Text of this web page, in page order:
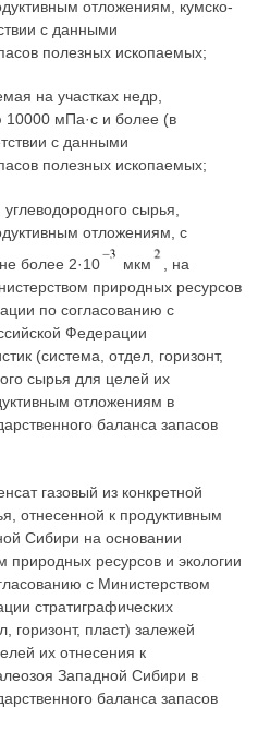
отложениям, кумско-
с данными
полезных ископаемых;
на участках недр,
10000 мПа·с и более (в
с данными
полезных ископаемых;
сырья,
отложениям, с
более 2·10
мкм
, на
природных ресурсов
по согласованию с
Федерации
(система, отдел, горизонт,
сырья для целей их
отложениям в
баланса запасов
газовый из конкретной
отнесенной к продуктивным
Сибири на основании
ресурсов и экологии
с Министерством
стратиграфических
горизонт, пласт) залежей
их отнесения к
Западной Сибири в
баланса запасов